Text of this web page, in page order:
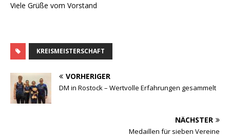
Viele Grüße vom Vorstand
KREISMEISTERSCHAFT
VORHERIGER
DM in Rostock – Wertvolle Erfahrungen gesammelt
NÄCHSTER
Medaillen für sieben Vereine